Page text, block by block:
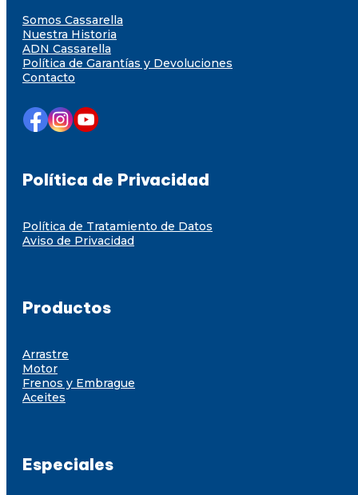
Somos Cassarella
Nuestra Historia
ADN Cassarella
Política de Garantías y Devoluciones
Contacto
Política de Privacidad
Política de Tratamiento de Datos
Aviso de Privacidad
Productos
Arrastre
Motor
Frenos y Embrague
Aceites
Especiales